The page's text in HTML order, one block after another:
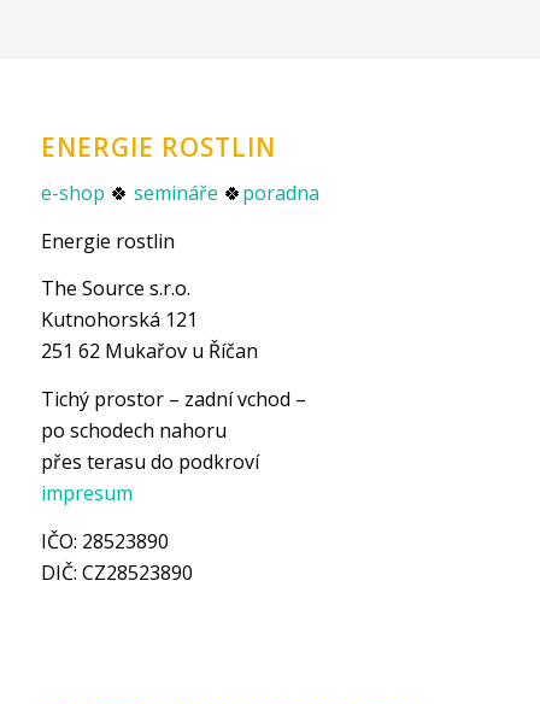
ENERGIE ROSTLIN
e-shop 🍀 semináře 🍀poradna
Energie rostlin
The Source s.r.o.
Kutnohorská 121
251 62 Mukařov u Říčan
Tichý prostor – zadní vchod –
po schodech nahoru
přes terasu do podkroví
impresum
IČO: 28523890
DIČ: CZ28523890